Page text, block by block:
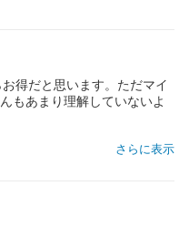
得だと思います。ただマイ
もあまり理解していないよ
さらに表示